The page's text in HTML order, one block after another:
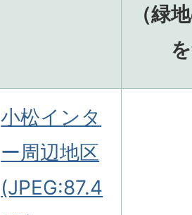
（緑
小松インタ
ー周辺地区
(JPEG:87.4